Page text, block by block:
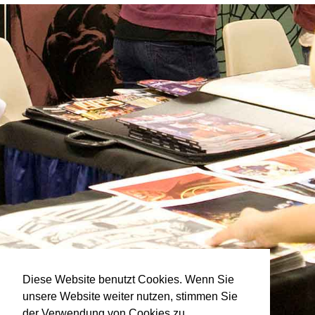
Diese Website benutzt Cookies. Wenn Sie
unsere Website weiter nutzen, stimmen Sie